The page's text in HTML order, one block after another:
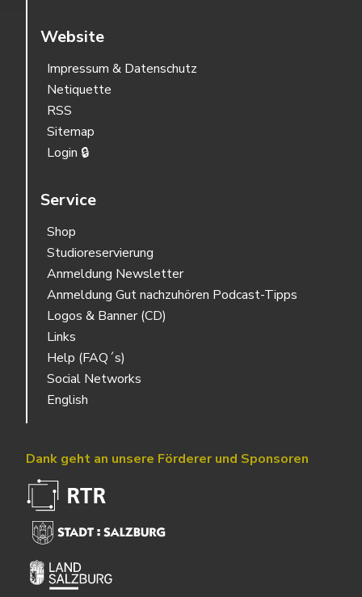
Website
Impressum & Datenschutz
Netiquette
RSS
Sitemap
Login 🔒
Service
Shop
Studioreservierung
Anmeldung Newsletter
Anmeldung Gut nachzuhören Podcast-Tipps
Logos & Banner (CD)
Links
Help (FAQ´s)
Social Networks
English
Dank geht an unsere Förderer und Sponsoren